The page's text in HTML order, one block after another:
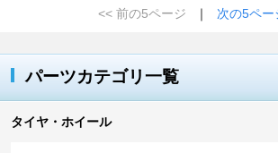
<< 前の5ページ
｜ 次の5ペー
パーツカテゴリ一覧
タイヤ・ホイール